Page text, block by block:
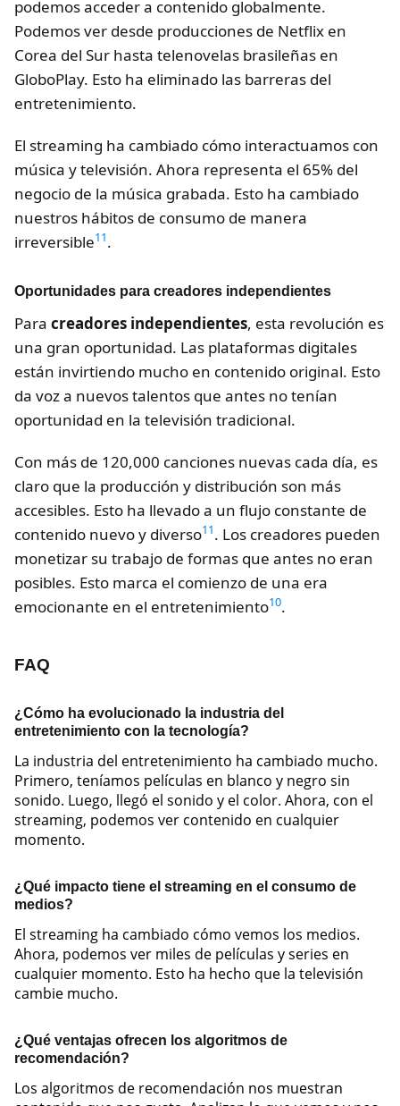
podemos acceder a contenido globalmente.
Podemos ver desde producciones de Netflix en
Corea del Sur hasta telenovelas brasileñas en
GloboPlay. Esto ha eliminado las barreras del
entretenimiento.
El streaming ha cambiado cómo interactuamos con
música y televisión. Ahora representa el 65% del
negocio de la música grabada. Esto ha cambiado
nuestros hábitos de consumo de manera
irreversible11.
Oportunidades para creadores independientes
Para creadores independientes, esta revolución es
una gran oportunidad. Las plataformas digitales
están invirtiendo mucho en contenido original. Esto
da voz a nuevos talentos que antes no tenían
oportunidad en la televisión tradicional.
Con más de 120,000 canciones nuevas cada día, es
claro que la producción y distribución son más
accesibles. Esto ha llevado a un flujo constante de
contenido nuevo y diverso11. Los creadores pueden
monetizar su trabajo de formas que antes no eran
posibles. Esto marca el comienzo de una era
emocionante en el entretenimiento10.
FAQ
¿Cómo ha evolucionado la industria del
entretenimiento con la tecnología?
La industria del entretenimiento ha cambiado mucho.
Primero, teníamos películas en blanco y negro sin
sonido. Luego, llegó el sonido y el color. Ahora, con el
streaming, podemos ver contenido en cualquier
momento.
¿Qué impacto tiene el streaming en el consumo de
medios?
El streaming ha cambiado cómo vemos los medios.
Ahora, podemos ver miles de películas y series en
cualquier momento. Esto ha hecho que la televisión
cambie mucho.
¿Qué ventajas ofrecen los algoritmos de
recomendación?
Los algoritmos de recomendación nos muestran